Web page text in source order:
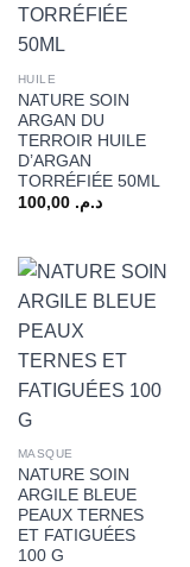
HUILE
NATURE SOIN
ARGAN DU
TERROIR HUILE
D’ARGAN
TORRÉFIÉE 50ML
د.م. 100,00
MASQUE
NATURE SOIN
ARGILE BLEUE
PEAUX TERNES
ET FATIGUÉES
100 G